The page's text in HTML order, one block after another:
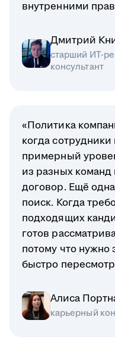
внутренними
Дмитрий
старший ИТ-
консультант
«Политика
когда
примерный
из разных
договор. Ещё
поиск. Когда
подходящих
готов
потому что нужно
быстро
Алиса
карьерный